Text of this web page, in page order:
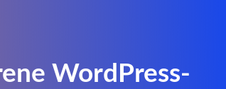
WordPress-